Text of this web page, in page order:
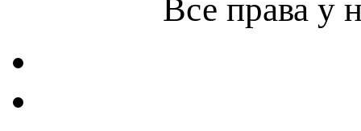
Все права у